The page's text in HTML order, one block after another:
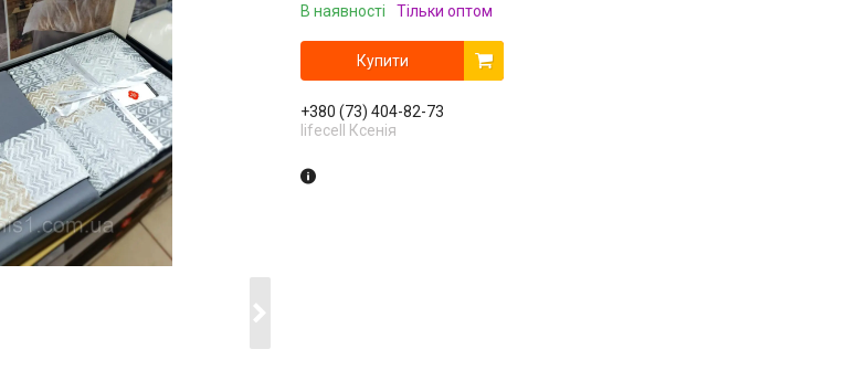
В наявності
Тільки оптом
Купити
+380 (73) 404-82-73
lifecell Ксенія